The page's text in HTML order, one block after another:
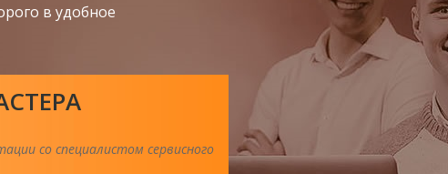
в удобное
со специалистом сервисного